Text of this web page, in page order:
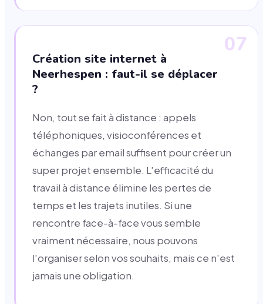
07
Création site internet à
Neerhespen : faut-il se déplacer
?
Non, tout se fait à distance : appels
téléphoniques, visioconférences et
échanges par email suffisent pour créer un
super projet ensemble. L'efficacité du
travail à distance élimine les pertes de
temps et les trajets inutiles. Si une
rencontre face-à-face vous semble
vraiment nécessaire, nous pouvons
l'organiser selon vos souhaits, mais ce n'est
jamais une obligation.